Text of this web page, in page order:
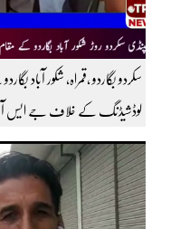
لوڈشیڈنگ کے خلاف جے ایس آر
قسم کی ٹریفک کے لئے بند۔۔
سبسکرائب کریں